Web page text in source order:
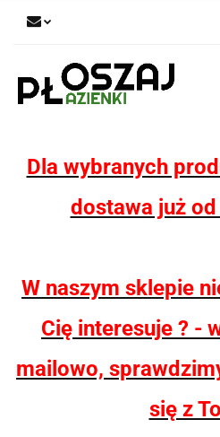
Dla wybranych
dostawa już
W naszym sklepie
Cię interesuje ? -
mailowo,
się z